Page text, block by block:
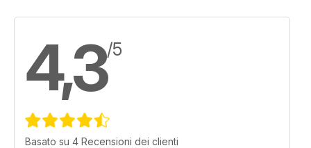
4,3/5
Basato su 4 Recensioni dei clienti